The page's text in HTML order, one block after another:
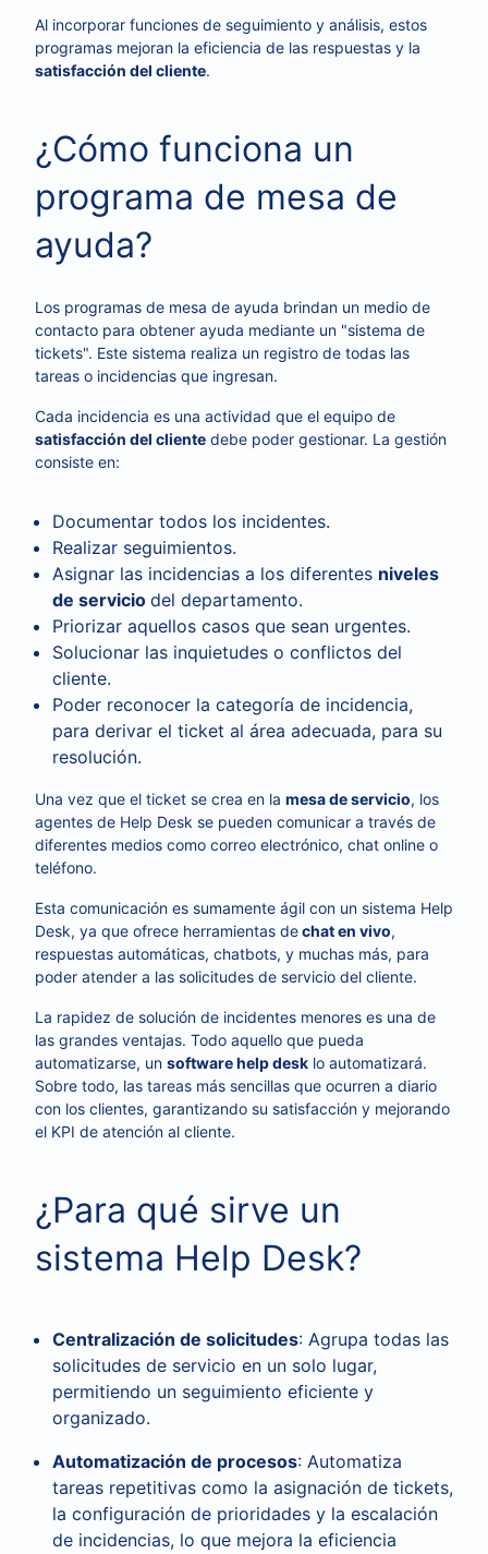
Al incorporar funciones de seguimiento y análisis, estos
programas mejoran la eficiencia de las respuestas y la
satisfacción del cliente.
¿Cómo funciona un
programa de mesa de
ayuda?
Los programas de mesa de ayuda brindan un medio de
contacto para obtener ayuda mediante un "sistema de
tickets". Este sistema realiza un registro de todas las
tareas o incidencias que ingresan.
Cada incidencia es una actividad que el equipo de
satisfacción del cliente debe poder gestionar. La gestión
consiste en:
Documentar todos los incidentes.
Realizar seguimientos.
Asignar las incidencias a los diferentes niveles
de servicio del departamento.
Priorizar aquellos casos que sean urgentes.
Solucionar las inquietudes o conflictos del
cliente.
Poder reconocer la categoría de incidencia,
para derivar el ticket al área adecuada, para su
resolución.
Una vez que el ticket se crea en la mesa de servicio, los
agentes de Help Desk se pueden comunicar a través de
diferentes medios como correo electrónico, chat online o
teléfono.
Esta comunicación es sumamente ágil con un sistema Help
Desk, ya que ofrece herramientas dechat en vivo,
respuestas automáticas, chatbots, y muchas más, para
poder atender a las solicitudes de servicio del cliente.
La rapidez de solución de incidentes menores es una de
las grandes ventajas. Todo aquello que pueda
automatizarse, un software help desk lo automatizará.
Sobre todo, las tareas más sencillas que ocurren a diario
con los clientes, garantizando su satisfacción y mejorando
el KPI de atención al cliente.
¿Para qué sirve un
sistema Help Desk?
Centralización de solicitudes: Agrupa todas las
solicitudes de servicio en un solo lugar,
permitiendo un seguimiento eficiente y
organizado.
Automatización de procesos: Automatiza
tareas repetitivas como la asignación de tickets,
la configuración de prioridades y la escalación
de incidencias, lo que mejora la eficiencia